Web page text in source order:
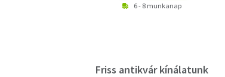
6 - 8 munkanap
Friss antikvár kínálatunk